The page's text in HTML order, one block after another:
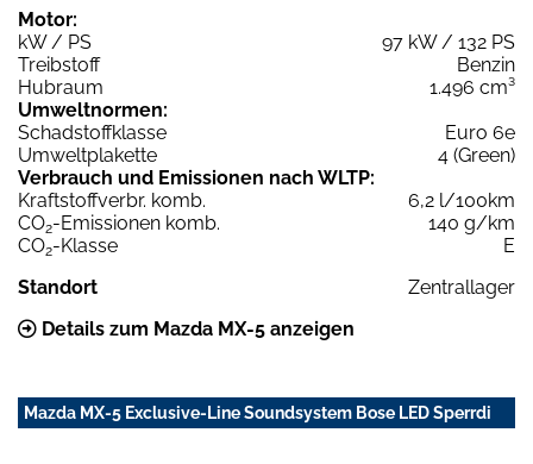
Motor:
kW / PS
97 kW / 132 PS
Treibstoff
Benzin
Hubraum
1.496 cm³
Umweltnormen:
Schadstoffklasse
Euro 6e
Umweltplakette
4 (Green)
Verbrauch und Emissionen nach WLTP:
Kraftstoffverbr. komb.
6,2 l/100km
CO2-Emissionen komb.
140 g/km
CO2-Klasse
E
Standort
Zentrallager
Details zum Mazda MX-5 anzeigen
Mazda MX-5 Exclusive-Line Soundsystem Bose LED Sperrdi